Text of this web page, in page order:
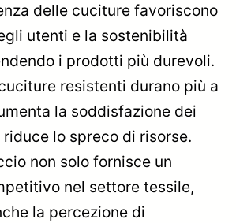
delle cuciture favoriscono
utenti e la sostenibilità
i prodotti più durevoli.
resistenti durano più a
la soddisfazione dei
lo spreco di risorse.
non solo fornisce un
nel settore tessile,
la percezione di